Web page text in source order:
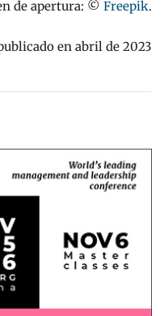
de apertura: © Freepik.
en abril de 2023